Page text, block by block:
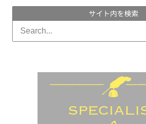
サイト内を検索